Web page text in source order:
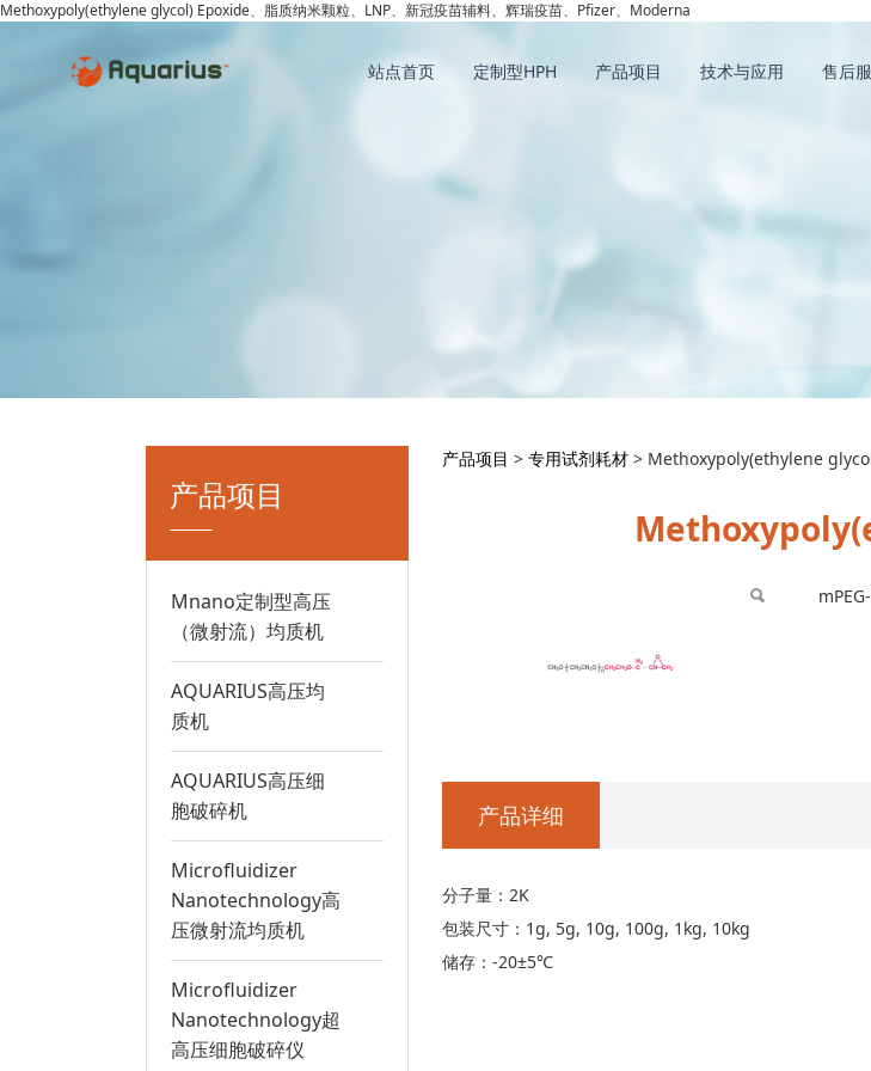
Methoxypoly(ethylene glycol) Epoxide、脂质纳米颗粒、LNP、新冠疫苗辅料、辉瑞疫苗、Pfizer、Moderna
站点首页 定制型HPH 产品项目 技术与应用 售后
产品项目
Mnano定制型高压
（微射流）均质机
AQUARIUS高压均
质机
AQUARIUS高压细
胞破碎机
Microfluidizer
Nanotechnology高
压微射流均质机
Microfluidizer
Nanotechnology超
高压细胞破碎仪
产品项目 > 专用试剂耗材> Methoxypoly(ethylene
产品详细
分子量：2K
包装尺寸：1g, 5g, 10g, 100g, 1kg, 10kg
储存：-20±5℃